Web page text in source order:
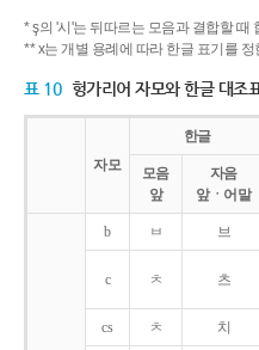
* ş의 '시'는 뒤따르는 모음과 결합할 때
** x는 개별 용례에 따라 한글 표기를 정
표 10 헝가리어 자모와 한글 대조
자모
한글
모음
앞
자음
앞ㆍ어말
b ㅂ 브
c ㅊ 츠
cs ㅊ 치